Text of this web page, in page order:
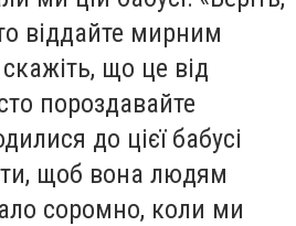
віддайте мирним
що це від
пороздавайте
до цієї бабусі
щоб вона людям
соромно, коли ми